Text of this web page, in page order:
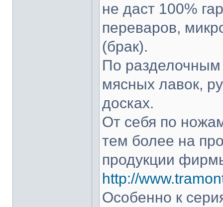
не даст 100%
переваров,
(брак).
По разделочным
мясных лавок,
досках.
От себя по
тем более на
продукции
http://
Особенно к